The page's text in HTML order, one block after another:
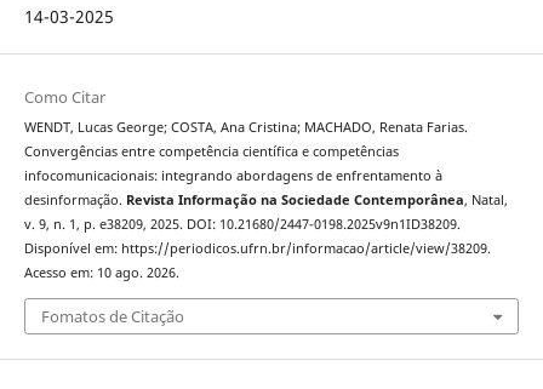
14-03-2025
Como Citar
WENDT, Lucas George; COSTA, Ana Cristina; MACHADO, Renata Farias.
Convergências entre competência científica e competências
infocomunicacionais: integrando abordagens de enfrentamento à
desinformação. Revista Informação na Sociedade Contemporânea, Natal,
v. 9, n. 1, p. e38209, 2025. DOI: 10.21680/2447-0198.2025v9n1ID38209.
Disponível em: https://periodicos.ufrn.br/informacao/article/view/38209.
Acesso em: 10 ago. 2026.
Fomatos de Citação